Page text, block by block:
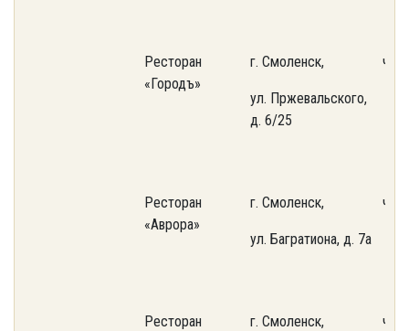
Ресторан
«Городъ»
г. Смоленск,
ул. Пржевальского,
д. 6/25
Ресторан
«Аврора»
г. Смоленск,
ул. Багратиона, д. 7а
Ресторан
г. Смоленск,